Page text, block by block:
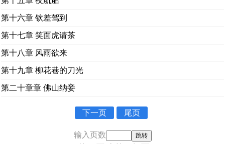
第十六章 钦差驾到
第十七章 笑面虎请茶
第十八章 风雨欲来
第十九章 柳花巷的刀光
第二十章章 佛山纳妾
下一页 尾页
输入页数